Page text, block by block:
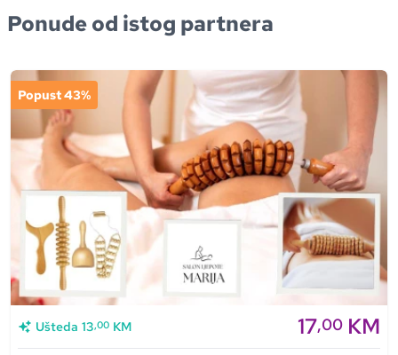
Ponude od istog partnera
Popust 43%
Ušteda 13,00 KM 17,00 KM